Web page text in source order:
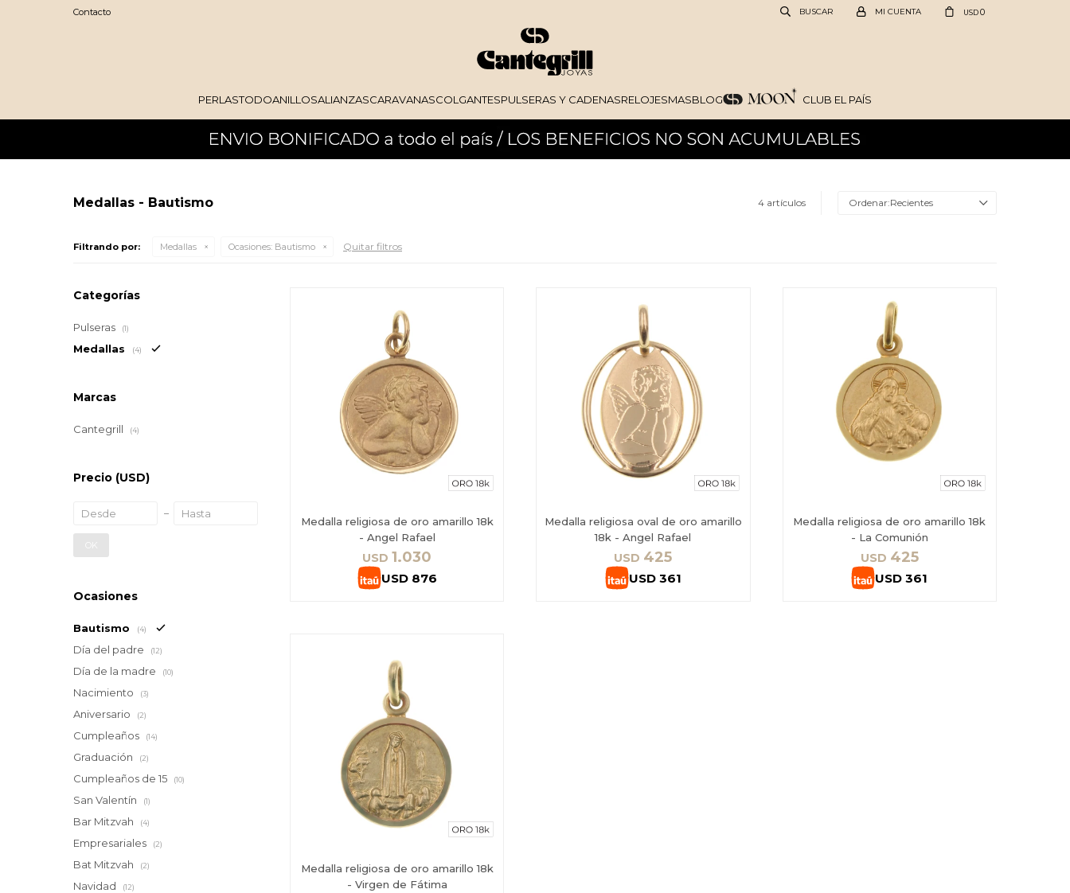
PERLASTODOANILLOSALIANZASCARAVANASCOLGANTESPULSERAS Y CADENASRELOJESMASBLOG CLUB EL PAÍS
USD0
Contacto
Medallas - Bautismo 4 artículos Recientes
Filtrando por: Medallas Ocasiones: Bautismo Quitar filtros
Medalla religiosa de oro amarillo 18k
- Angel Rafael
USD 1.030
USD 876
Medalla religiosa oval de oro amarillo
18k - Angel Rafael
USD 425
USD 361
Medalla religiosa de oro amarillo 18k
- La Comunión
USD 425
USD 361
Medalla religiosa de oro amarillo 18k
- Virgen de Fátima
Categorías
Pulseras (1)
Medallas (4)
Marcas
Cantegrill (4)
Precio (USD)
OK
Ocasiones
Bautismo (4)
Día del padre (12)
Día de la madre (10)
Nacimiento (3)
Aniversario (2)
Cumpleaños (14)
Graduación (2)
Cumpleaños de 15 (10)
San Valentín (1)
Bar Mitzvah (4)
Empresariales (2)
Bat Mitzvah (2)
Navidad (12)